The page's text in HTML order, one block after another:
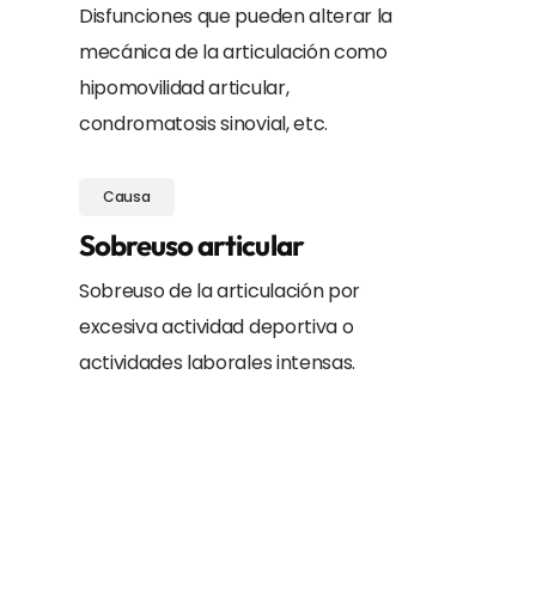
Disfunciones que pueden alterar la
mecánica de la articulación como
hipomovilidad articular,
condromatosis sinovial, etc.
Causa
Sobreuso articular
Sobreuso de la articulación por
excesiva actividad deportiva o
actividades laborales intensas.